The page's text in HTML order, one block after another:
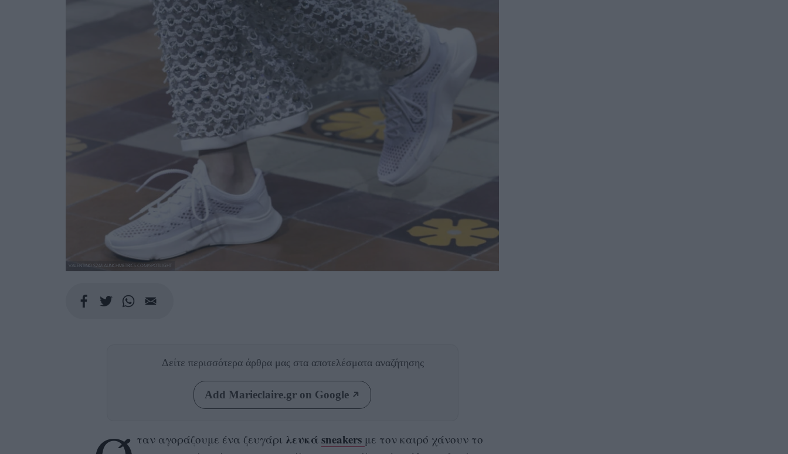
VALENTINO S24/LAUNCHMETRICS.COM/SPOTLIGHT
Δείτε περισσότερα άρθρα μας στα αποτελέσματα αναζήτησης
Add Marieclaire.gr on Google
ταν αγοράζουμε ένα ζευγάρι λευκάsneakers με τον καιρό χάνουν το